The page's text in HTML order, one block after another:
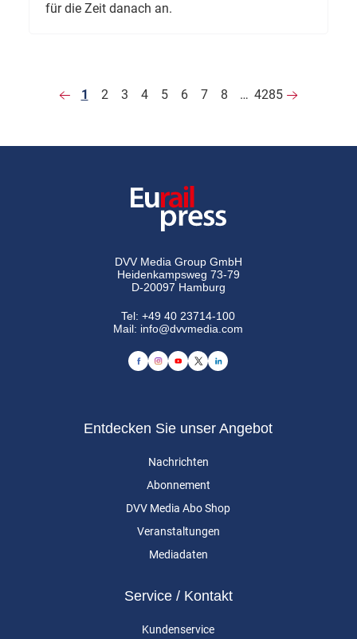
für die Zeit danach an.
1 2 3 4 5 6 7 8 … 4285
DVV Media Group GmbH
Heidenkampsweg 73-79
D-20097 Hamburg
Tel:+49 40 23714-100
Mail: info@dvvmedia.com
Entdecken Sie unser Angebot
Nachrichten
Abonnement
DVV Media Abo Shop
Veranstaltungen
Mediadaten
Service / Kontakt
Kundenservice